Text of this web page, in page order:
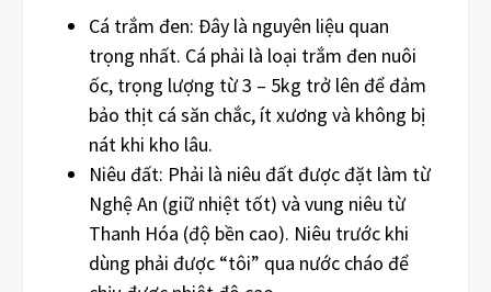
Cá trắm đen: Đây là nguyên liệu quan
trọng nhất. Cá phải là loại trắm đen nuôi
ốc, trọng lượng từ 3 – 5kg trở lên để đảm
bảo thịt cá săn chắc, ít xương và không bị
nát khi kho lâu.
Niêu đất: Phải là niêu đất được đặt làm từ
Nghệ An (giữ nhiệt tốt) và vung niêu từ
Thanh Hóa (độ bền cao). Niêu trước khi
dùng phải được “tôi” qua nước cháo để